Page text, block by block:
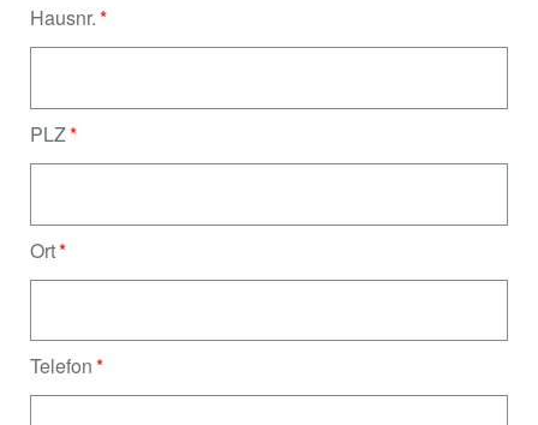
Hausnr.
PLZ
Ort
Telefon